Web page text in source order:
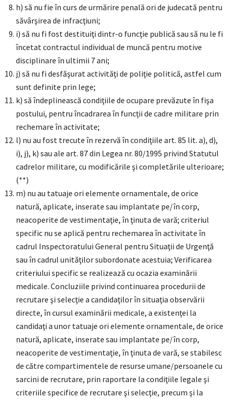
h) să nu fie în curs de urmărire penală ori de judecată pentru
săvârşirea de infracţiuni;
i) să nu fi fost destituiţi dintr-o funcţie publică sau să nu le fi
încetat contractul individual de muncă pentru motive
disciplinare în ultimii 7 ani;
j) să nu fi desfăşurat activităţi de poliţie politică, astfel cum
sunt definite prin lege;
k) să îndeplinească condiţiile de ocupare prevăzute în fişa
postului, pentru încadrarea în funcţii de cadre militare prin
rechemare în activitate;
l) nu au fost trecute în rezervă în condiţiile art. 85 lit. a), d),
i), j), k) sau ale art. 87 din Legea nr. 80/1995 privind Statutul
cadrelor militare, cu modificările şi completările ulterioare;
(**)
m) nu au tatuaje ori elemente ornamentale, de orice
natură, aplicate, inserate sau implantate pe/în corp,
neacoperite de vestimentaţie, în ţinuta de vară; criteriul
specific nu se aplică pentru rechemarea în activitate în
cadrul Inspectoratului General pentru Situaţii de Urgenţă
sau în cadrul unităţilor subordonate acestuia; Verificarea
criteriului specific se realizează cu ocazia examinării
medicale. Concluziile privind continuarea procedurii de
recrutare şi selecţie a candidaţilor în situaţia observării
directe, în cursul examinării medicale, a existenţei la
candidaţi a unor tatuaje ori elemente ornamentale, de orice
natură, aplicate, inserate sau implantate pe/în corp,
neacoperite de vestimentaţie, în ţinuta de vară, se stabilesc
de către compartimentele de resurse umane/persoanele cu
sarcini de recrutare, prin raportare la condiţiile legale şi
criteriile specifice de recrutare şi selecţie, precum şi la